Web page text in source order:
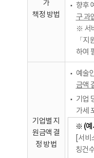
가
책정 방법
향후
구 과
※ 서
「
하여
기업별 지
원금액 결
정 방법
예술
금액
기업
가세
※ (예
[서
칭건